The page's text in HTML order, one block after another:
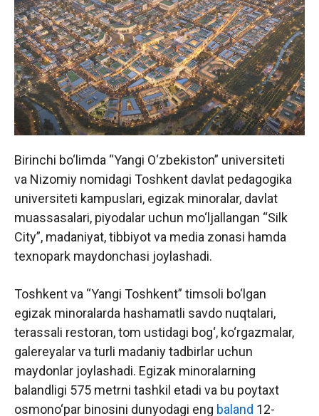
Birinchi bo‘limda “Yangi O‘zbekiston” universiteti
va Nizomiy nomidagi Toshkent davlat pedagogika
universiteti kampuslari, egizak minoralar, davlat
muassasalari, piyodalar uchun mo‘ljallangan “Silk
City”, madaniyat, tibbiyot va media zonasi hamda
texnopark maydonchasi joylashadi.
Toshkent va “Yangi Toshkent” timsoli bo‘lgan
egizak minoralarda hashamatli savdo nuqtalari,
terassali restoran, tom ustidagi bog‘, ko‘rgazmalar,
galereyalar va turli madaniy tadbirlar uchun
maydonlar joylashadi. Egizak minoralarning
balandligi 575 metrni tashkil etadi va bu poytaxt
osmono‘par binosini dunyodagi eng baland 12-